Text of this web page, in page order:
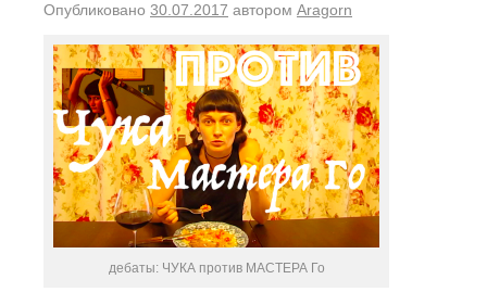
Опубликовано 30.07.2017 автором Aragorn
дебаты: ЧУКА против МАСТЕРА Го